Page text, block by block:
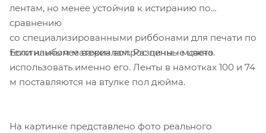
лентам, но менее устойчив к истиранию по
сравнению
со специализированными риббонами для печати по
текстильным материалам. Различные цвета.
Если наиболее важен вопрос цены - можно
использовать именно его. Ленты в намотках 100 и 74
м поставляются на втулке пол дюйма.
На картинке представлено фото реального